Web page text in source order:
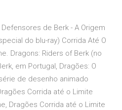
de Berk - A Origem
do blu-ray) Corrida Até O
Dragons: Riders of Berk (no
em Portugal, Dragões: O
de desenho animado
Corrida até o Limite
Dragões Corrida até o Limite